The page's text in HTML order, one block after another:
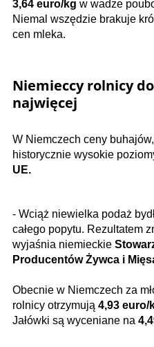
3,64 euro/kg w wadze
Niemal wszędzie brakuje
cen mleka.
Niemieccy rolnicy
najwięcej
W Niemczech ceny
historycznie wysokie
UE.
- Wciąż niewielka podaż
całego popytu. Rezultatem
wyjaśnia niemieckie
Producentów Żywca i
Obecnie w Niemczech za
rolnicy otrzymują 4,93 euro/
Jałówki są wyceniane na